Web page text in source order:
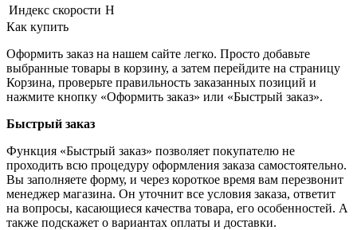
Индекс скорости H
Как купить
Оформить заказ на нашем сайте легко. Просто добавьте
выбранные товары в корзину, а затем перейдите на страницу
Корзина, проверьте правильность заказанных позиций и
нажмите кнопку «Оформить заказ» или «Быстрый заказ».
Быстрый заказ
Функция «Быстрый заказ» позволяет покупателю не
проходить всю процедуру оформления заказа самостоятельно.
Вы заполняете форму, и через короткое время вам перезвонит
менеджер магазина. Он уточнит все условия заказа, ответит
на вопросы, касающиеся качества товара, его особенностей. А
также подскажет о вариантах оплаты и доставки.